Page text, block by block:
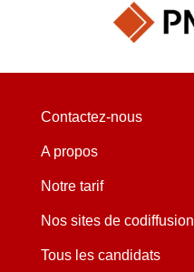
Contactez-nous
A propos
Notre tarif
Nos sites de codiffusion
Tous les candidats